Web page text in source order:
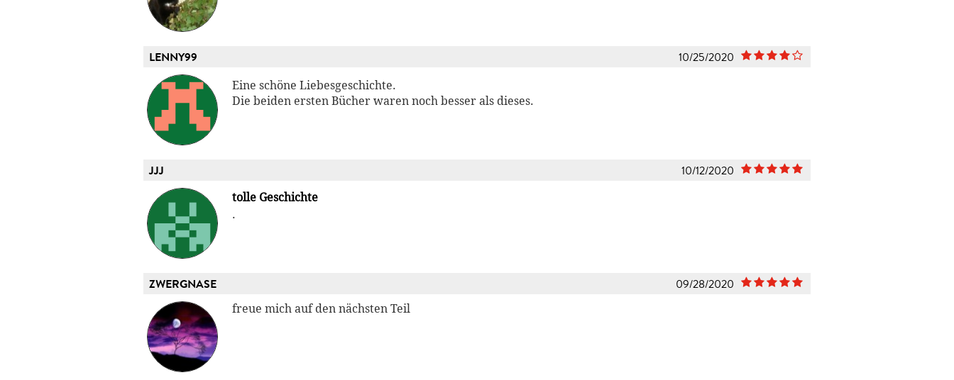
LENNY99 10/25/2020
Eine schöne Liebesgeschichte.
Die beiden ersten Bücher waren noch besser als dieses.
JJJ 10/12/2020
tolle Geschichte
.
ZWERGNASE 09/28/2020
freue mich auf den nächsten Teil